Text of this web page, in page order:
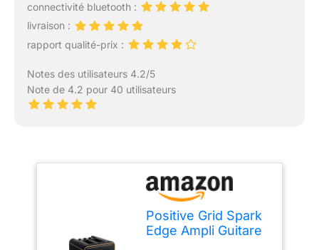
connectivité bluetooth :
livraison :
rapport qualité-prix :
Notes des utilisateurs 4.2/5
Note de 4.2 pour 40 utilisateurs
Positive Grid Spark
Edge Ampli Guitare